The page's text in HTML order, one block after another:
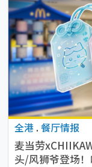
全港 . 餐厅情报
麦当劳
头/风狮爷登场！